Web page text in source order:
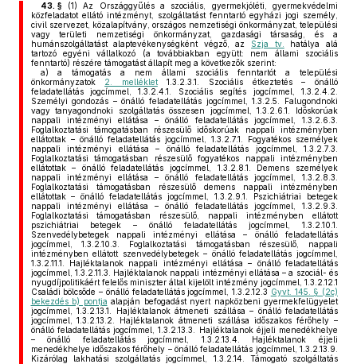
43. §(1) Az Országgyűlés a szociális, gyermekjóléti, gyermekvédelmi
közfeladatot ellátó intézményt, szolgáltatást fenntartó egyházi jogi személy,
civil szervezet, közalapítvány, országos nemzetiségi önkormányzat, települési
vagy területi nemzetiségi önkormányzat, gazdasági társaság, és a
humánszolgáltatást alaptevékenységként végző, az Szja tv.
hatálya alá
tartozó egyéni vállalkozó (a továbbiakban együtt: nem állami szociális
fenntartó) részére támogatást állapít meg a következők szerint:
a) a támogatás a nem állami szociális fenntartót a települési
önkormányzatok 2. melléklet1.3.2.3.1. Szociális étkeztetés – önálló
feladatellátás jogcímmel, 1.3.2.4.1. Szociális segítés jogcímmel, 1.3.2.4.2.
Személyi gondozás – önálló feladatellátás jogcímmel, 1.3.2.5. Falugondnoki
vagy tanyagondnoki szolgáltatás összesen jogcímmel, 1.3.2.6.1. Időskorúak
nappali intézményi ellátása – önálló feladatellátás jogcímmel, 1.3.2.6.3.
Foglalkoztatási támogatásban részesülő időskorúak nappali intézményben
ellátottak – önálló feladatellátás jogcímmel, 1.3.2.7.1. Fogyatékos személyek
nappali intézményi ellátása – önálló feladatellátás jogcímmel, 1.3.2.7.3.
Foglalkoztatási támogatásban részesülő fogyatékos nappali intézményben
ellátottak – önálló feladatellátás jogcímmel, 1.3.2.8.1. Demens személyek
nappali intézményi ellátása – önálló feladatellátás jogcímmel, 1.3.2.8.3.
Foglalkoztatási támogatásban részesülő demens nappali intézményben
ellátottak – önálló feladatellátás jogcímmel, 1.3.2.9.1. Pszichiátriai betegek
nappali intézményi ellátása – önálló feladatellátás jogcímmel, 1.3.2.9.3.
Foglalkoztatási támogatásban részesülő, nappali intézményben ellátott
pszichiátriai betegek – önálló feladatellátás jogcímmel, 1.3.2.10.1.
Szenvedélybetegek nappali intézményi ellátása – önálló feladatellátás
jogcímmel, 1.3.2.10.3. Foglalkoztatási támogatásban részesülő, nappali
intézményben ellátott szenvedélybetegek – önálló feladatellátás jogcímmel,
1.3.2.11.1. Hajléktalanok nappali intézményi ellátása – önálló feladatellátás
jogcímmel, 1.3.2.11.3. Hajléktalanok nappali intézményi ellátása – a szociál- és
nyugdíjpolitikáért felelős miniszter által kijelölt intézmény jogcímmel, 1.3.2.12.1
Családi bölcsőde – önálló feladatellátás jogcímmel, 1.3.2.12.3 Gyvt. 145. § (2c)
bekezdés b) pontja alapján befogadást nyert napközbeni gyermekfelügyelet
jogcímmel, 1.3.2.13.1. Hajléktalanok átmeneti szállása – önálló feladatellátás
jogcímmel, 1.3.2.13.2. Hajléktalanok átmeneti szállása időszakos férőhely –
önálló feladatellátás jogcímmel, 1.3.2.13.3. Hajléktalanok éjjeli menedékhelye
– önálló feladatellátás jogcímmel, 1.3.2.13.4. Hajléktalanok éjjeli
menedékhelye időszakos férőhely – önálló feladatellátás jogcímmel, 1.3.2.13.9.
Kizárólag lakhatási szolgáltatás jogcímmel, 1.3.2.14. Támogató szolgáltatás